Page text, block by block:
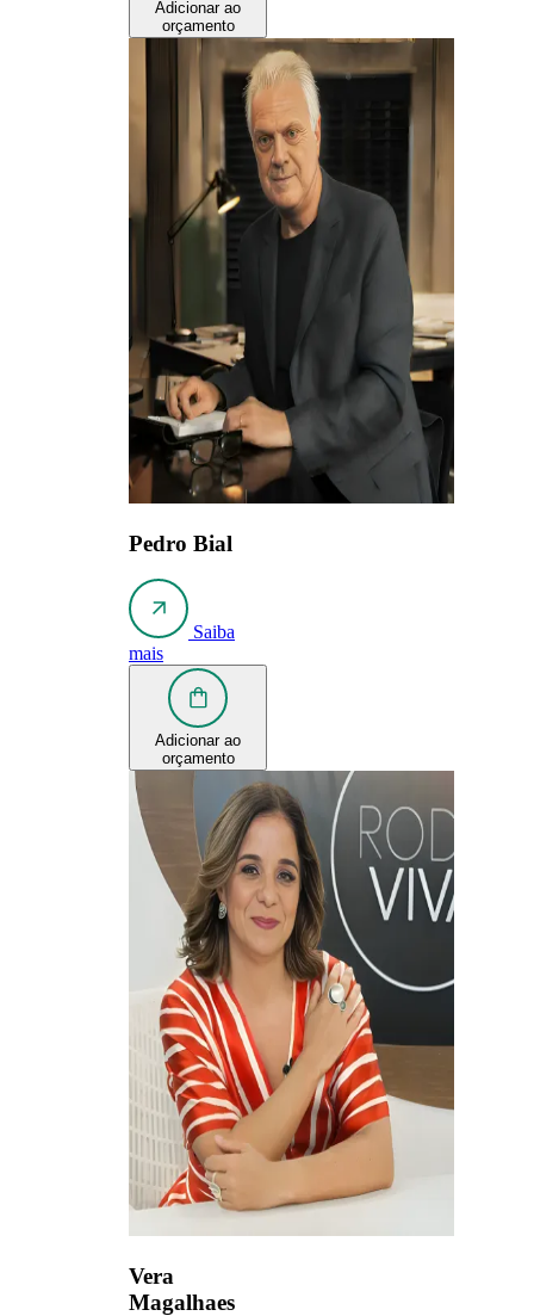
Adicionar ao
orçamento
Pedro Bial
Saiba
mais
Adicionar ao
orçamento
Vera
Magalhaes